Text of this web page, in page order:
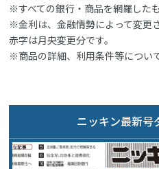
※すべての銀行・商品を網羅した
※金利は、金融情勢によって変更
赤字は月央変更分です。
※商品の詳細、利用条件等につい
ニッキン最新号